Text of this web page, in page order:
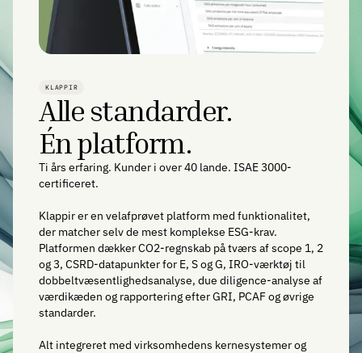
KLAPPIR
Alle standarder.
Én platform.
Ti års erfaring. Kunder i over 40 lande. ISAE 3000-
certificeret.
Klappir er en velafprøvet platform med funktionalitet,
der matcher selv de mest komplekse ESG-krav.
Platformen dækker CO2-regnskab på tværs af scope 1, 2
og 3, CSRD-datapunkter for E, S og G, IRO-værktøj til
dobbeltvæsentlighedsanalyse, due diligence-analyse af
værdikæden og rapportering efter GRI, PCAF og øvrige
standarder.
Alt integreret med virksomhedens kernesystemer og